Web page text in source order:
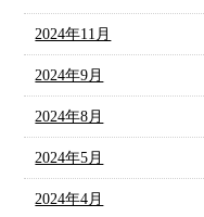
2024年11月
2024年9月
2024年8月
2024年5月
2024年4月